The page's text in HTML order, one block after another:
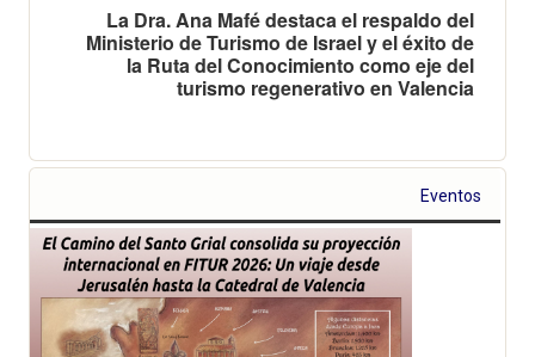
La Dra. Ana Mafé destaca el respaldo del
Ministerio de Turismo de Israel y el éxito de
la Ruta del Conocimiento como eje del
turismo regenerativo en Valencia
Eventos